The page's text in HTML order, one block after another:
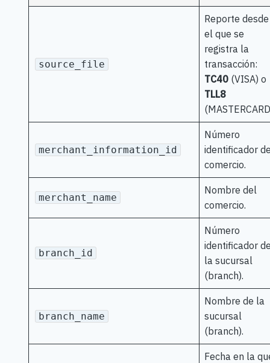
source_file
Reporte desde
el que se
registra la
transacción:
TC40(VISA) o
TLL8
merchant_information_id
Número
identificador
comercio.
merchant_name
Nombre del
comercio.
branch_id
Número
identificador
la sucursal
(branch).
branch_name
Nombre de la
sucursal
(branch).
Fecha en la